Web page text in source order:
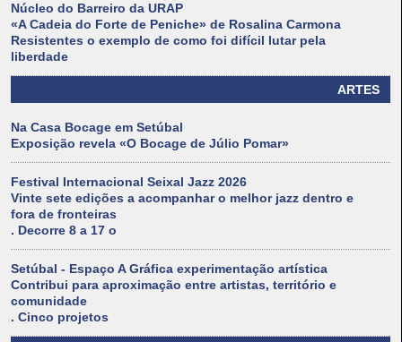
Núcleo do Barreiro da URAP
«A Cadeia do Forte de Peniche» de Rosalina Carmona
Resistentes o exemplo de como foi difícil lutar pela
liberdade
ARTES
Na Casa Bocage em Setúbal
Exposição revela «O Bocage de Júlio Pomar»
Festival Internacional Seixal Jazz 2026
Vinte sete edições a acompanhar o melhor jazz dentro e
fora de fronteiras
. Decorre 8 a 17 o
Setúbal - Espaço A Gráfica experimentação artística
Contribui para aproximação entre artistas, território e
comunidade
. Cinco projetos